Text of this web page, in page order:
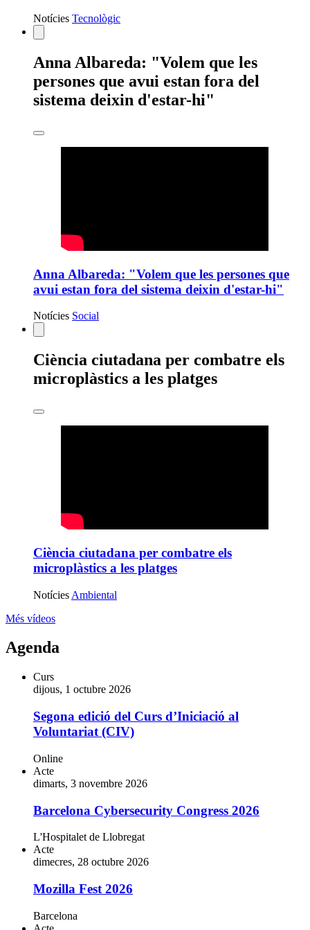
Notícies Tecnològic
Estàs
veient:
Anna Albareda: "Volem que les
persones que avui estan fora del
sistema deixin d'estar-hi"
Anna Albareda: "Volem que les persones que
avui estan fora del sistema deixin d'estar-hi"
Notícies Social
Estàs
veient:
Ciència ciutadana per combatre els
microplàstics a les platges
Ciència ciutadana per combatre els
microplàstics a les platges
Notícies Ambiental
Més vídeos
Agenda
Curs
dijous, 1 octubre 2026
Segona edició del Curs d’Iniciació al
Voluntariat (CIV)
Online
Acte
dimarts, 3 novembre 2026
Barcelona Cybersecurity Congress 2026
L'Hospitalet de Llobregat
Acte
dimecres, 28 octubre 2026
Mozilla Fest 2026
Barcelona